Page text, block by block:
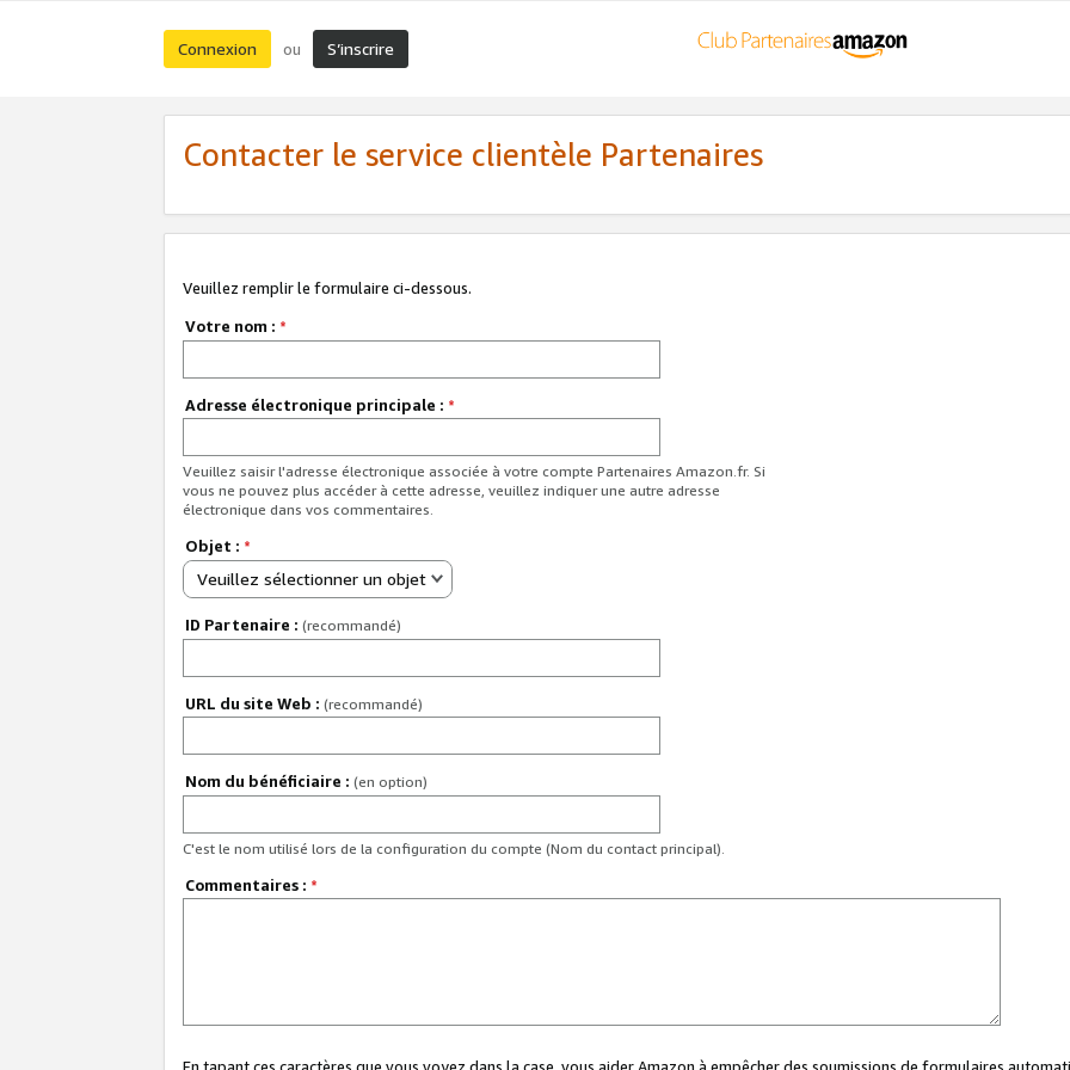
Connexion ou S’inscrire
Contacter le service clientèle Partenaires
Veuillez remplir le formulaire ci-dessous.
Votre nom : *
Adresse électronique principale : *
Veuillez saisir l'adresse électronique associée à votre compte Partenaires Amazon.fr. Si
vous ne pouvez plus accéder à cette adresse, veuillez indiquer une autre adresse
électronique dans vos commentaires.
Objet : *
Veuillez sélectionner un objet
ID Partenaire : (recommandé)
URL du site Web : (recommandé)
Nom du bénéficiaire : (en option)
C'est le nom utilisé lors de la configuration du compte (Nom du contact principal).
Commentaires : *